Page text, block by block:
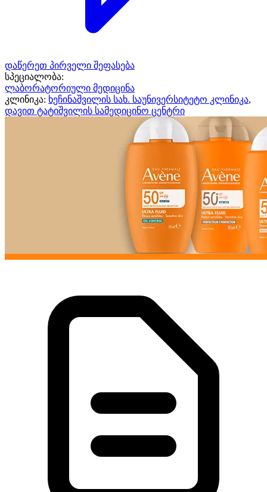
დაწერეთ პირველი შეფასება
სპეციალობა:
ლაბორატორიული მედიცინა
კლინიკა: ხეჩინაშვილის სახ. საუნივერსიტეტო კლინიკა,
დავით ტატიშვილის სამედიცინო ცენტრი